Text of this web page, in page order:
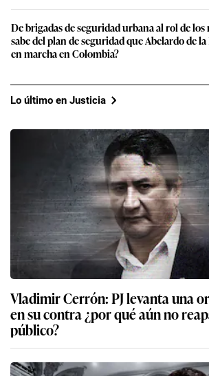
De brigadas de seguridad urbana al rol de los
sabe del plan de seguridad que Abelardo de
en marcha en Colombia?
Lo último en Justicia
Vladimir Cerrón: PJ levanta una
en su contra ¿por qué aún no
público?